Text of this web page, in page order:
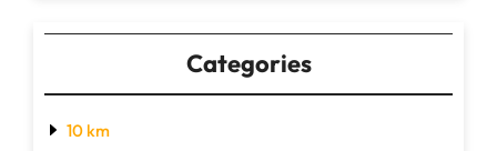
Categories
10 km